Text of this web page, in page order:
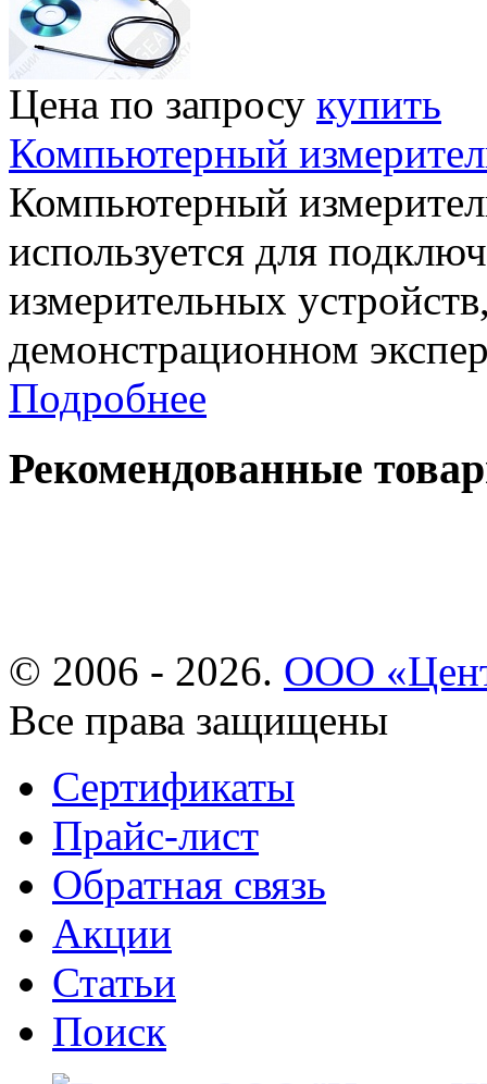
Цена по запросу купить
Компьютерный
Компьютерный
используется для
измерительных
демонстрационном
Подробнее
Рекомендованные
© 2006 - 2026. ООО
Все права защищены
Сертификаты
Прайс-лист
Обратная связь
Акции
Статьи
Поиск